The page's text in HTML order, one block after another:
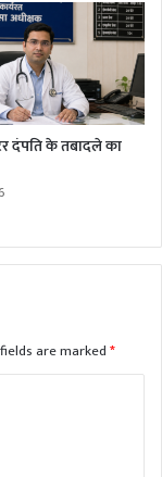
दंपति के तबादले का
are marked*